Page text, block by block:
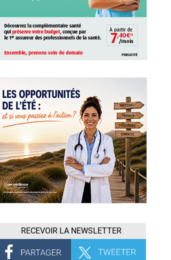
RECEVOIR LA NEWSLETTER